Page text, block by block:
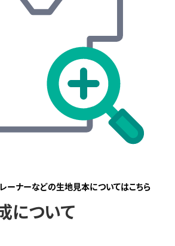
レーナーなどの生地見本についてはこちら
について